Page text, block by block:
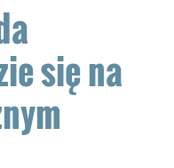
się na